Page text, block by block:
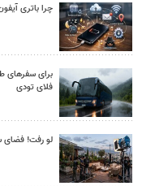
چرا باتری آیفون
برای سفرهای
فلای تودی
لو رفت! فضای